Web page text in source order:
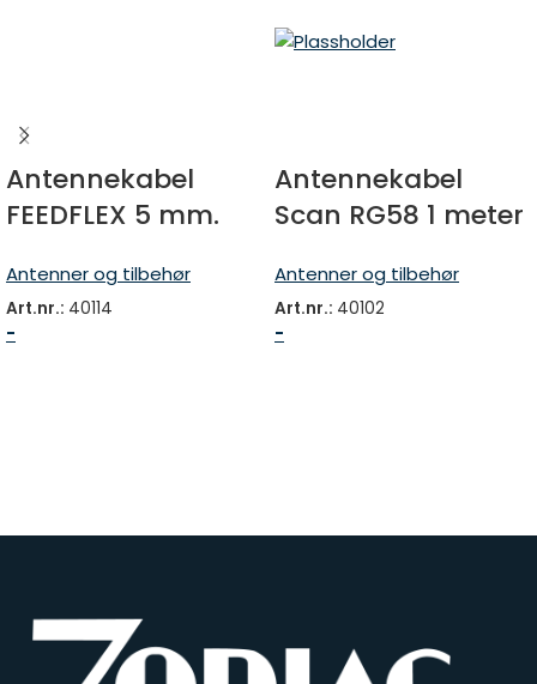
Antennekabel
FEEDFLEX 5 mm.
dobbeltskjerm
Antenner og tilbehør
Art.nr.: 40114
-
Antennekabel
Scan RG58 1 meter
Antenner og tilbehør
Art.nr.: 40102
-